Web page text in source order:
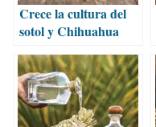
Crece la cultura del
sotol y Chihuahua